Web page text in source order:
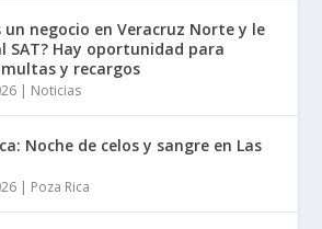
un negocio en Veracruz Norte y le
SAT? Hay oportunidad para
y recargos
| Noticias
Noche de celos y sangre en Las
| Poza Rica